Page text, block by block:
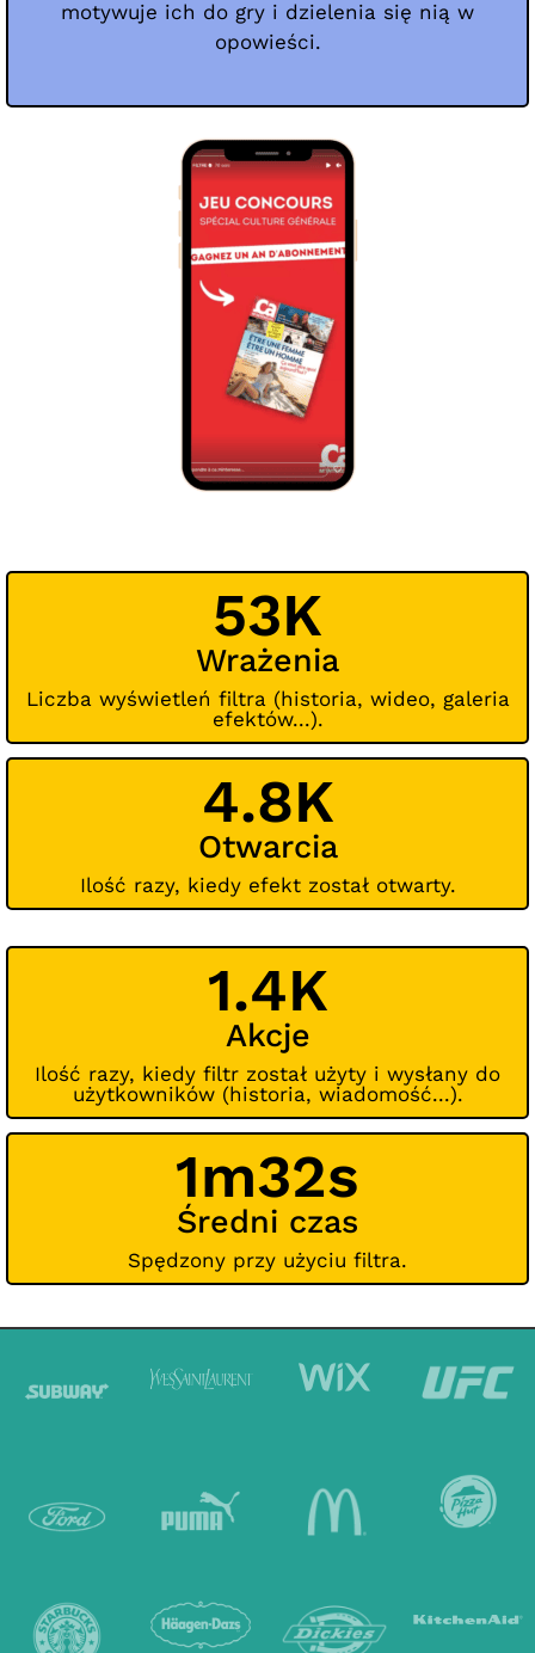
motywuje ich do gry i dzielenia się nią w
opowieści.
53K
Wrażenia
Liczba wyświetleń filtra (historia, wideo, galeria
efektów...).
4.8K
Otwarcia
Ilość razy, kiedy efekt został otwarty.
1.4K
Akcje
Ilość razy, kiedy filtr został użyty i wysłany do
użytkowników (historia, wiadomość...).
1m32s
Średni czas
Spędzony przy użyciu filtra.